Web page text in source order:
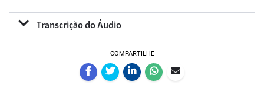
Transcrição do Áudio
COMPARTILHE